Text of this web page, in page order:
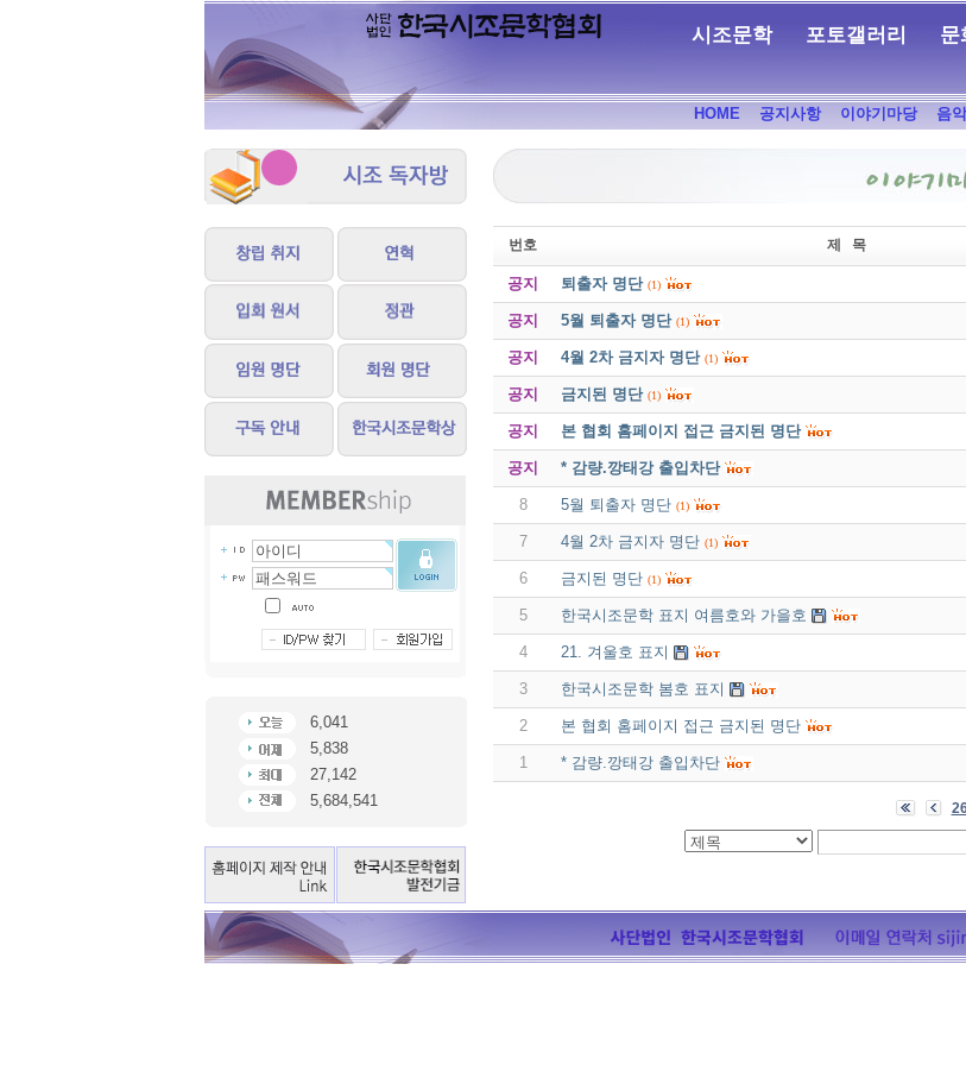
시조문학 포토갤러리 문
HOME 공지사항 이야기마당 음
6,041
5,838
27,142
5,684,541
번호 제 목
공지 퇴출자 명단 (1)
공지 5월 퇴출자 명단 (1)
공지 4월 2차 금지자 명단 (1)
공지 금지된 명단 (1)
공지 본 협회 홈페이지 접근 금지된 명단
공지 * 감량.깡태강 출입차단
8 5월 퇴출자 명단 (1)
7 4월 2차 금지자 명단 (1)
6 금지된 명단 (1)
5 한국시조문학 표지 여름호와 가을호
4 21. 겨울호 표지
3 한국시조문학 봄호 표지
2 본 협회 홈페이지 접근 금지된 명단
1 * 감량.깡태강 출입차단